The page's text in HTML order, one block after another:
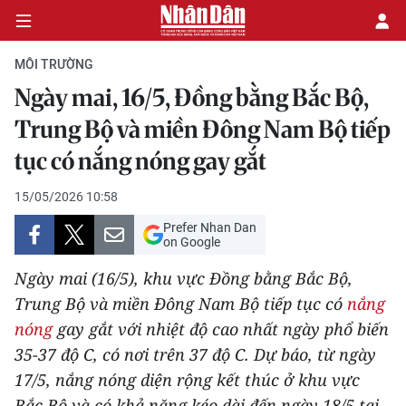
CHÍNH TRỊ
KINH TẾ
VĂN HÓA
XÃ HỘI
PHÁP LUẬT
DU LỊCH
THẾ GIỚI
MÔI TRƯỜNG
Ngày mai, 16/5, Đồng bằng Bắc Bộ,
Trung Bộ và miền Đông Nam Bộ tiếp
tục có nắng nóng gay gắt
15/05/2026 10:58
Prefer Nhan Dan
on Google
Ngày mai (16/5), khu vực Đồng bằng Bắc Bộ,
Trung Bộ và miền Đông Nam Bộ tiếp tục có nắng
nónggay gắt với nhiệt độ cao nhất ngày phổ biến
35-37 độ C, có nơi trên 37 độ C. Dự báo, từ ngày
17/5, nắng nóng diện rộng kết thúc ở khu vực